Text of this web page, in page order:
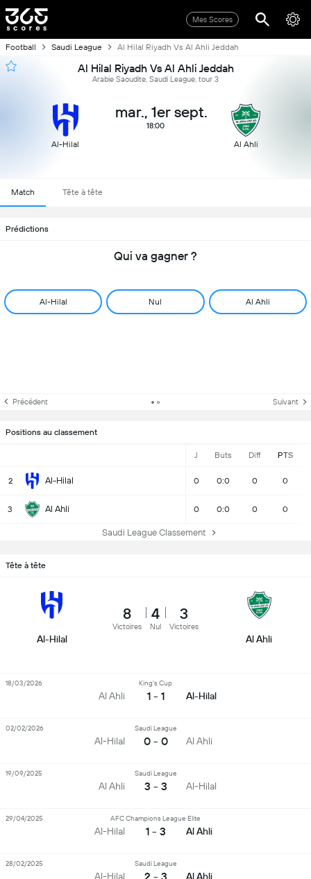
Mes Scores
Football Saudi League Al Hilal Riyadh Vs Al Ahli Jeddah
Al Hilal Riyadh Vs Al Ahli Jeddah
Arabie Saoudite, Saudi League, tour 3
Al-Hilal
mar., 1er sept.
18:00
Al Ahli
Match Tête à tête
Prédictions
Qui va gagner ?
Al-Hilal Nul Al Ahli
Précédent Suivant
Positions au classement
J Buts Diff PTS
2 Al-Hilal 0 0:0 0 0
3 Al Ahli 0 0:0 0 0
Saudi League Classement
Tête à tête
Al-Hilal
8
Victoires
4
Nul
3
Victoires
Al Ahli
Al Ahli
King's Cup
1 - 1 Al-Hilal
18/03/2026
Al-Hilal
Saudi League
0 - 0 Al Ahli
02/02/2026
Al Ahli
Saudi League
3 - 3 Al-Hilal
19/09/2025
Al-Hilal
AFC Champions League Elite
1 - 3 Al Ahli
29/04/2025
Al-Hilal
Saudi League
2 - 3 Al Ahli
28/02/2025